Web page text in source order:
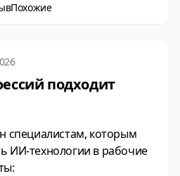
Похожие
подходит
специалистам, которым
ИИ‑технологии в рабочие